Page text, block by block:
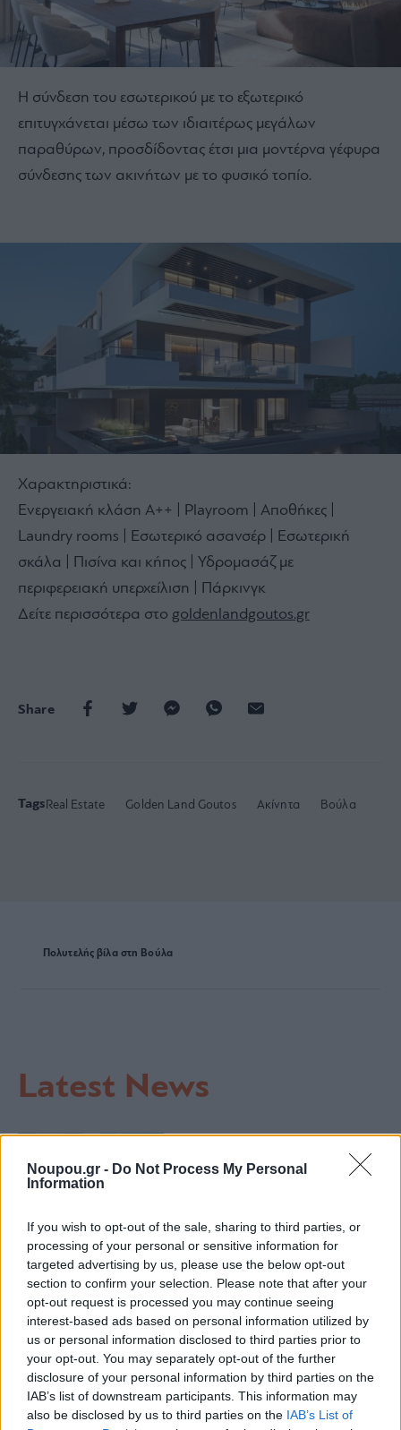
Noupou.gr - Do Not Process My Personal
Information
If you wish to opt-out of the sale, sharing to third parties, or
processing of your personal or sensitive information for
targeted advertising by us, please use the below opt-out
section to confirm your selection. Please note that after your
opt-out request is processed you may continue seeing
interest-based ads based on personal information utilized by
us or personal information disclosed to third parties prior to
your opt-out. You may separately opt-out of the further
disclosure of your personal information by third parties on the
IAB’s list of downstream participants. This information may
also be disclosed by us to third parties on the IAB’s List of
Η σύνδεση του εσωτερικού με το εξωτερικό
επιτυγχάνεται μέσω των ιδιαιτέρως μεγάλων
παραθύρων, προσδίδοντας έτσι μια μοντέρνα γέφυρα
σύνδεσης των ακινήτων με το φυσικό τοπίο.
Χαρακτηριστικά:
Ενεργειακή κλάση Α++ | Playroom | Αποθήκες |
Laundry rooms | Εσωτερικό ασανσέρ | Εσωτερική
σκάλα | Πισίνα και κήπος | Υδρομασάζ με
περιφερειακή υπερχείλιση | Πάρκινγκ
Δείτε περισσότερα στο goldenlandgoutos.gr
Share
Tags Real Estate Golden Land Goutos Ακίνητα Βούλα
Πολυτελής βίλα στη Βούλα
Latest News
Νότια Προάστια: Πού
σπίτια
ΕΠΕΝΔΥΣΕΙΣ
Saronida Golf: Η επένδυση των
840 εκατ. ευρώ που
«σκοντάφτει» στη
γραφειοκρατία
ΕΙΔΗΣΕΙΣ